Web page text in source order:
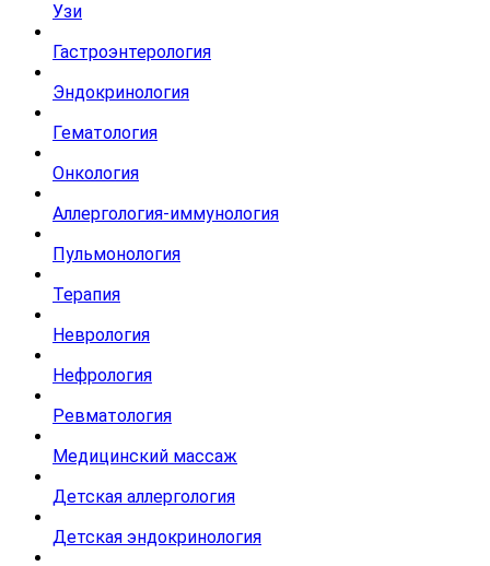
Узи
Гастроэнтерология
Эндокринология
Гематология
Онкология
Аллергология-иммунология
Пульмонология
Терапия
Неврология
Нефрология
Ревматология
Медицинский массаж
Детская аллергология
Детская эндокринология